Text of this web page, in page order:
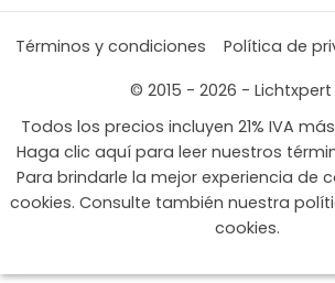
Términos y condiciones Política de
© 2015 - 2026 - Lichtxpert
Todos los precios incluyen 21% IVA
Haga clic aquí para leer nuestros
Para brindarle la mejor experiencia de
cookies. Consulte también nuestra
cookies.